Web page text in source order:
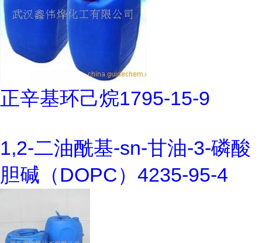
正辛基环己烷1795-15-9
1,2-二油酰基-sn-甘油-3-磷酸
胆碱（DOPC）4235-95-4